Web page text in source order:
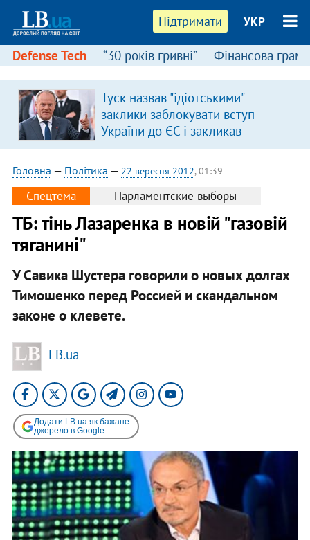
Підтримати УКР
Defense Tech “30 років гривні” Фінансова
Туск назвав "ідіотськими"
заклики заблокувати вступ
України до ЄС і закликав
припинити антиукраїнську
риторику
Головна — Політика — 22 вересня 2012, 01:39
Спецтема Парламентские выборы
ТБ: тінь Лазаренка в новій "газовій
тяганині"
У Савика Шустера говорили о новых долгах
Тимошенко перед Россией и скандальном
законе о клевете.
LB.ua
Додати LB.ua як бажане
джерело в Google